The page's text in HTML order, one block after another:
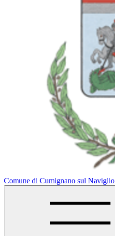
Comune di Cumignano sul Naviglio